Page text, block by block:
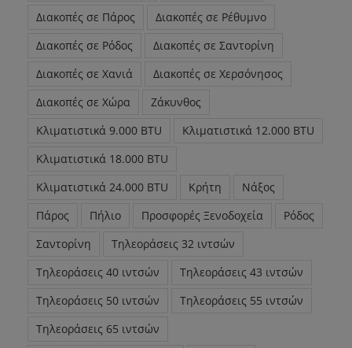
Διακοπές σε Πάρος
Διακοπές σε Ρέθυμνο
Διακοπές σε Ρόδος
Διακοπές σε Σαντορίνη
Διακοπές σε Χανιά
Διακοπές σε Χερσόνησος
Διακοπές σε Χώρα
Ζάκυνθος
Κλιματιστικά 9.000 BTU
Κλιματιστικά 12.000 BTU
Κλιματιστικά 18.000 BTU
Κλιματιστικά 24.000 BTU
Κρήτη
Νάξος
Πάρος
Πήλιο Προσφορές Ξενοδοχεία
Ρόδος
Σαντορίνη
Τηλεοράσεις 32 ιντσών
Τηλεοράσεις 40 ιντσών
Τηλεοράσεις 43 ιντσών
Τηλεοράσεις 50 ιντσών
Τηλεοράσεις 55 ιντσών
Τηλεοράσεις 65 ιντσών